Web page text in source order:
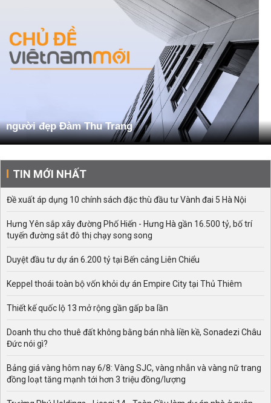
người đẹp Đàm Thu Trang
TIN MỚI NHẤT
Đề xuất áp dụng 10 chính sách đặc thù đầu tư Vành đai 5 Hà Nội
Hưng Yên sắp xây đường Phố Hiến - Hưng Hà gần 16.500 tỷ, bố trí
tuyến đường sắt đô thị chạy song song
Duyệt đầu tư dự án 6.200 tỷ tại Bến cảng Liên Chiểu
Keppel thoái toàn bộ vốn khỏi dự án Empire City tại Thủ Thiêm
Thiết kế quốc lộ 13 mở rộng gần gấp ba lần
Doanh thu cho thuê đất không bằng bán nhà liền kề, Sonadezi Châu
Đức nói gì?
Bảng giá vàng hôm nay 6/8: Vàng SJC, vàng nhẫn và vàng nữ trang
đồng loạt tăng mạnh tới hơn 3 triệu đồng/lượng